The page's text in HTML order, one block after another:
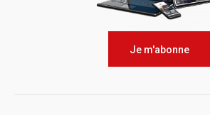
Je m'abonne